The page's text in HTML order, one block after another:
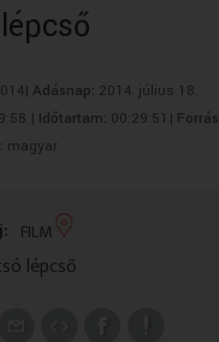
Adásnap: 2014. július 18.
| Időtartam: 00:29:51|
magyar
FILM
lépcső